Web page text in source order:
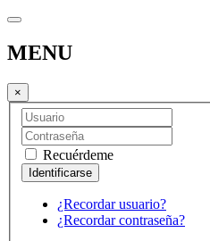
MENU
×
Recuérdeme
¿Recordar usuario?
¿Recordar contraseña?